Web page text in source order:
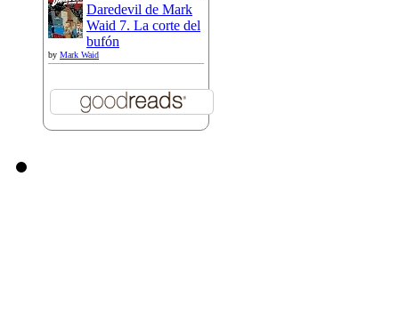
Daredevil de Mark
Waid 7. La corte del
bufón
by Mark Waid